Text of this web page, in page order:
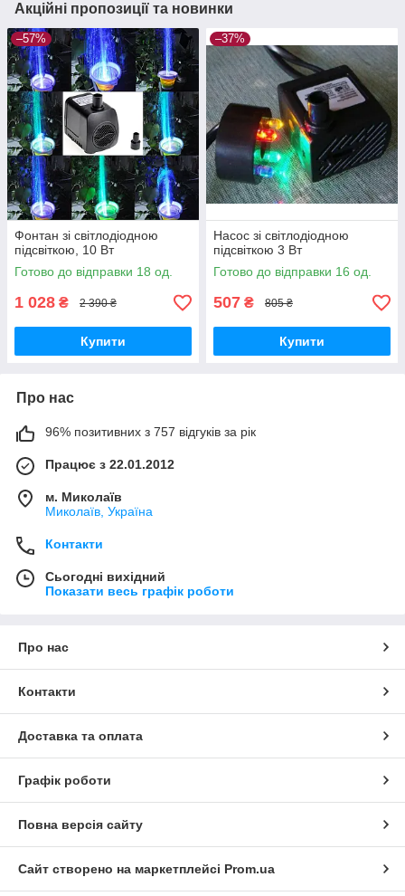
Акційні пропозиції та новинки
–57%
Фонтан зі світлодіодною
підсвіткою, 10 Вт
Готово до відправки 18 од.
1 028 ₴ 2 390 ₴
Купити
–37%
Насос зі світлодіодною
підсвіткою 3 Вт
Готово до відправки 16 од.
507 ₴ 805 ₴
Купити
Про нас
96% позитивних з 757 відгуків за рік
Працює з 22.01.2012
м. Миколаїв
Миколаїв, Україна
Контакти
Сьогодні вихідний
Показати весь графік роботи
Про нас
Контакти
Доставка та оплата
Графік роботи
Повна версія сайту
Сайт створено на маркетплейсі Prom.ua